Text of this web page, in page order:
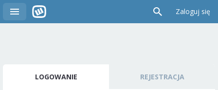
Zaloguj się
LOGOWANIE REJESTRACJA